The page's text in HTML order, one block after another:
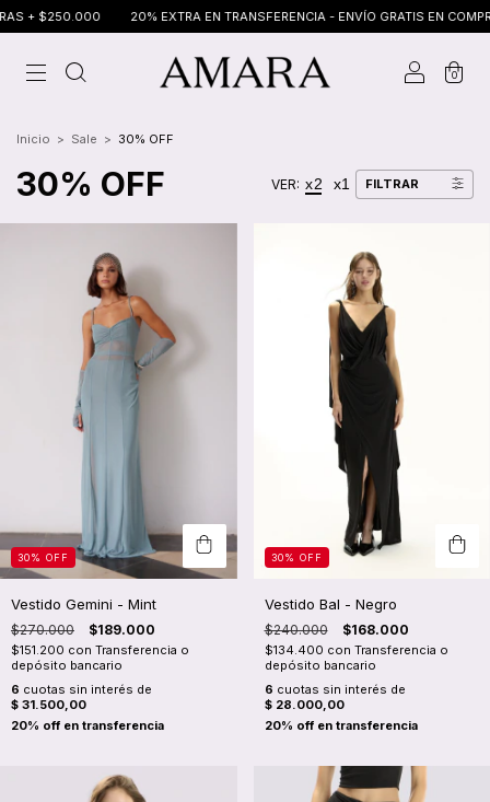
20% EXTRA EN TRANSFERENCIA - ENVÍO GRATIS EN COMPRAS +
0
Inicio > Sale > 30% OFF
30% OFF VER: x2 x1 FILTRAR
30% OFF
Vestido Gemini - Mint
$270.000 $189.000
$151.200 con Transferencia o
depósito bancario
6 cuotas sin interés de
$ 31.500,00
30% OFF
Vestido Bal - Negro
$240.000 $168.000
$134.400 con Transferencia o
depósito bancario
6 cuotas sin interés de
$ 28.000,00